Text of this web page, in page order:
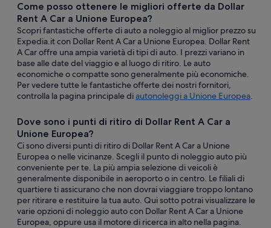
Come posso ottenere le migliori offerte da Dollar
Rent A Car a Unione Europea?
Scopri fantastiche offerte di auto a noleggio al miglior prezzo su
Expedia.it con Dollar Rent A Car a Unione Europea. Dollar Rent
A Car offre una ampia varietà di tipi di auto. I prezzi variano in
base alle date del viaggio e al luogo di ritiro. Le auto
economiche o compatte sono generalmente più economiche.
Per vedere tutte le fantastiche offerte dei nostri fornitori,
controlla la pagina principale di autonoleggi a Unione Europea.
Dove sono i punti di ritiro di Dollar Rent A Car a
Unione Europea?
Ci sono diversi punti di ritiro di Dollar Rent A Car a Unione
Europea o nelle vicinanze. Scegli il punto di noleggio auto più
conveniente per te. La più ampia selezione di veicoli è
generalmente disponibile in aeroporto o in centro. Le filiali di
quartiere ti assicurano che non dovrai viaggiare troppo lontano
per ritirare e restituire la tua auto. Qui sotto potrai visualizzare le
varie opzioni di noleggio auto con Dollar Rent A Car a Unione
Europea, oppure usa il motore di ricerca in alto nella pagina.